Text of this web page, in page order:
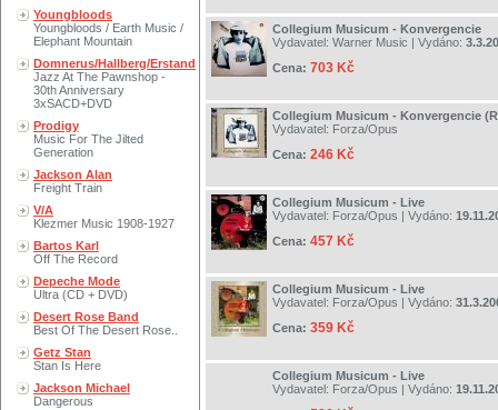
Youngbloods
Youngbloods / Earth Music /
Elephant Mountain
Domnerus/Hallberg/Erstand
Jazz At The Pawnshop -
30th Anniversary
3xSACD+DVD
Prodigy
Music For The Jilted
Generation
Jackson Alan
Freight Train
V/A
Klezmer Music 1908-1927
Bartos Karl
Off The Record
Depeche Mode
Ultra (CD + DVD)
Desert Rose Band
Best Of The Desert Rose..
Getz Stan
Stan Is Here
Jackson Michael
Dangerous
Collegium Musicum - Konvergencie
Vydavatel: Warner Music | Vydáno:
Cena: 703 Kč
Collegium Musicum - Konvergencie
Vydavatel: Forza/Opus
Cena: 246 Kč
Collegium Musicum - Live
Vydavatel: Forza/Opus | Vydáno:
Cena: 457 Kč
Collegium Musicum - Live
Vydavatel: Forza/Opus | Vydáno:
Cena: 359 Kč
Collegium Musicum - Live
Vydavatel: Forza/Opus | Vydáno: